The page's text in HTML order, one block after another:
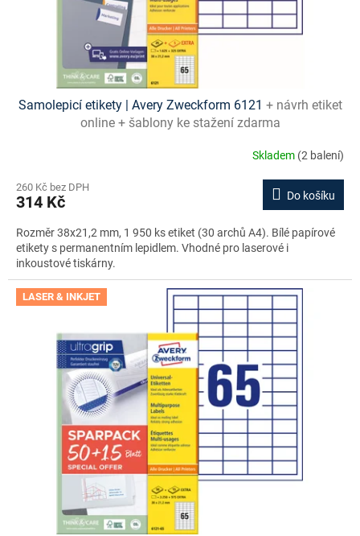
Samolepicí etikety | Avery Zweckform 6121 + návrh etiket
online + šablony ke stažení zdarma
Skladem (2 balení)
260 Kč bez DPH
314 Kč Do košíku
Rozměr 38x21,2 mm, 1 950 ks etiket (30 archů A4). Bílé papírové
etikety s permanentním lepidlem. Vhodné pro laserové i
inkoustové tiskárny.
LASER & INKJET